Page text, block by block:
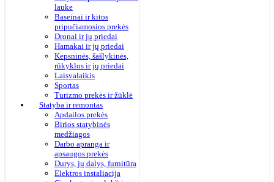
lauke
Baseinai ir kitos
pripučiamosios prekės
Dronai ir jų priedai
Hamakai ir jų priedai
Kepsninės, šašlykinės,
rūkyklos ir jų priedai
Laisvalaikis
Sportas
Turizmo prekės ir žūklė
Statyba ir remontas
Apdailos prekės
Birios statybinės
medžiagos
Darbo apranga ir
apsaugos prekės
Durys, jų dalys, furnitūra
Elektros instaliacija